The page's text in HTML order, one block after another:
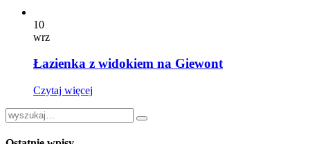
10
wrz
Łazienka z widokiem na Giewont
Czytaj więcej